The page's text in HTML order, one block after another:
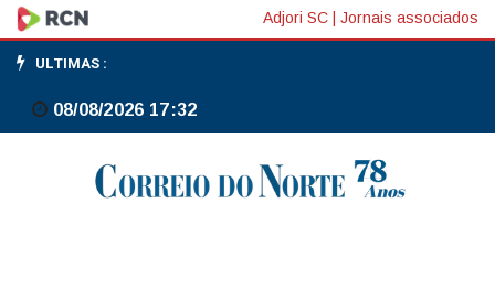
Brasil
e
Índia
avançam
Adjori SC Jornais associados
ULTIMAS :
08/08/2026 17:32